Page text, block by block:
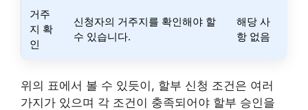
거주
지 확
인
신청자의 거주지를 확인해야 할
수 있습니다.
해당 사
항 없음
위의 표에서 볼 수 있듯이, 할부 신청 조건은 여러
가지가 있으며 각 조건이 충족되어야 할부 승인을